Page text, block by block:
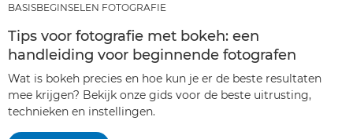
BASISBEGINSELEN FOTOGRAFIE
Tips voor fotografie met bokeh: een
handleiding voor beginnende fotografen
Wat is bokeh precies en hoe kun je er de beste resultaten
mee krijgen? Bekijk onze gids voor de beste uitrusting,
technieken en instellingen.